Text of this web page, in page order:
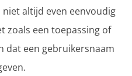
altijd even eenvoudig
zoals een toepassing of
dat een gebruikersnaam